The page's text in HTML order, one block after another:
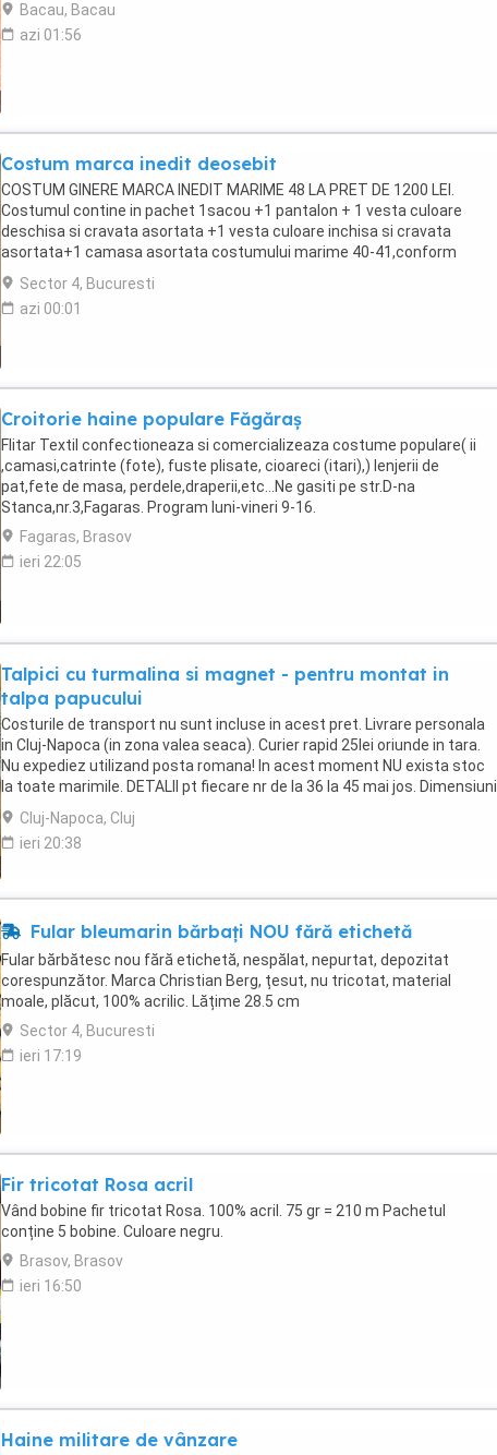
Bacau, Bacau
azi 01:56
Costum marca inedit deosebit
COSTUM GINERE MARCA INEDIT MARIME 48 LA PRET DE 1200 LEI.
Costumul contine in pachet 1sacou +1 pantalon + 1 vesta culoare
deschisa si cravata asortata +1 vesta culoare inchisa si cravata
asortata+1 camasa asortata costumului marime 40-41,conform
fotografiilor adaugate anuntului. Pentru informatii suplimentare ...
Sector 4, Bucuresti
azi 00:01
Croitorie haine populare Făgăraș
Flitar Textil confectioneaza si comercializeaza costume populare( ii
,camasi,catrinte (fote), fuste plisate, cioareci (itari),) lenjerii de
pat,fete de masa, perdele,draperii,etc...Ne gasiti pe str.D-na
Stanca,nr.3,Fagaras. Program luni-vineri 9-16.
Fagaras, Brasov
ieri 22:05
Talpici cu turmalina si magnet - pentru montat in
talpa papucului
Costurile de transport nu sunt incluse in acest pret. Livrare personala
in Cluj-Napoca (in zona valea seaca). Curier rapid 25lei oriunde in tara.
Nu expediez utilizand posta romana! In acest moment NU exista stoc
la toate marimile. DETALII pt fiecare nr de la 36 la 45 mai jos. Dimensiuni
per marime: 36=23cm 37=23.5cm 38=24cm 39=24.5cm 40=25cm
41=25.5cm 42=26cm 43=26.5cm 44=27cm 45=27.5cm Talpicii ...
Cluj-Napoca, Cluj
ieri 20:38
Fular bleumarin bărbați NOU fără etichetă
Fular bărbătesc nou fără etichetă, nespălat, nepurtat, depozitat
corespunzător. Marca Christian Berg, țesut, nu tricotat, material
moale, plăcut, 100% acrilic. Lățime 28.5 cm
Sector 4, Bucuresti
ieri 17:19
Fir tricotat Rosa acril
Vând bobine fir tricotat Rosa. 100% acril. 75 gr = 210 m Pachetul
conține 5 bobine. Culoare negru.
Brasov, Brasov
ieri 16:50
Haine militare de vânzare